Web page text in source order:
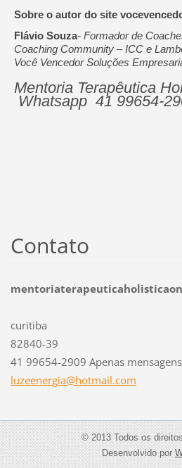
Sobre o autor do site
Flávio Souza- Formador de
Coaching Community – ICC e
Você Vencedor Soluções
Mentoria Terapêutica
Whatsapp 41 99654-
Contato
curitiba
82840-39
41 99654-2909 Apenas
luzeenergia@hotmail.com
© 2013 Todos os
Desenvolvido por